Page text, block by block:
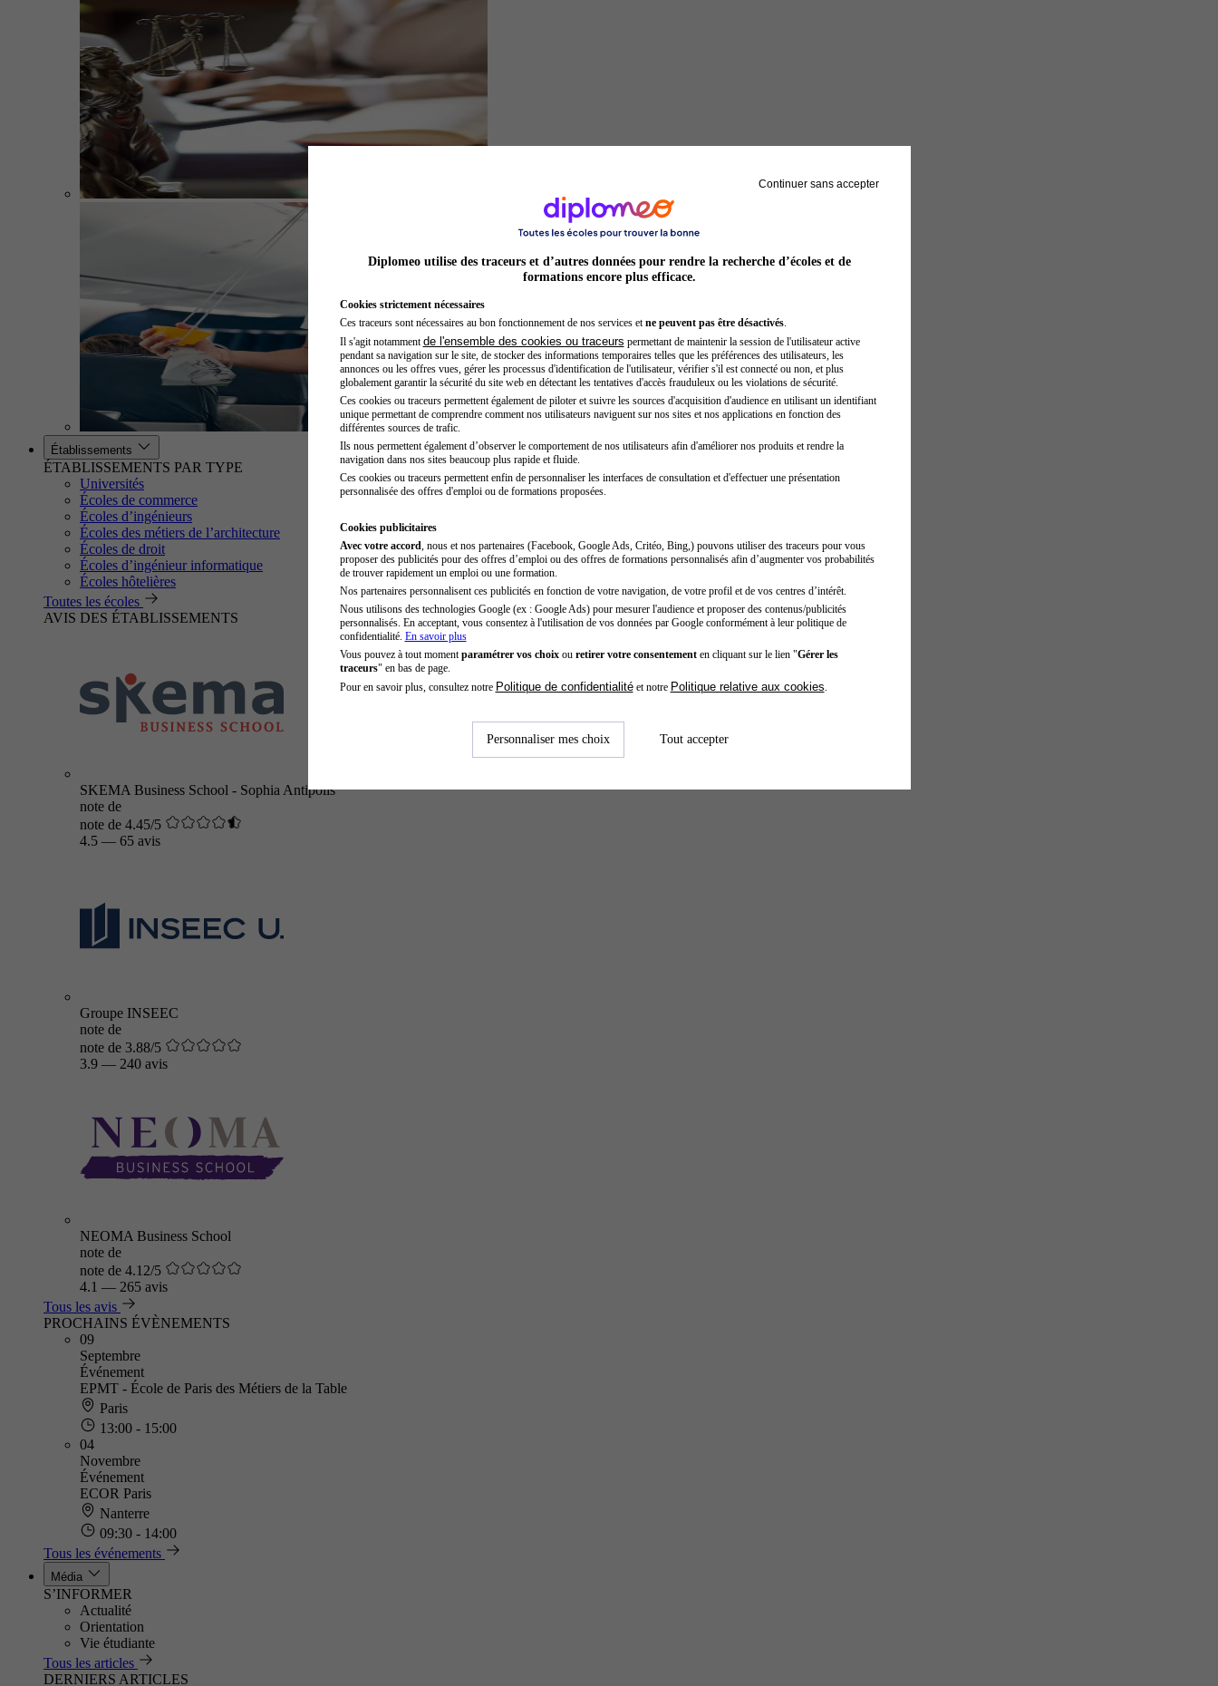
Établissements
ÉTABLISSEMENTS PAR TYPE
Universités
Écoles de commerce
Écoles d’ingénieurs
Écoles des métiers de l’architecture
Écoles de droit
Écoles d’ingénieur informatique
Écoles hôtelières
Toutes les écoles
AVIS DES ÉTABLISSEMENTS
SKEMA Business School - Sophia Antipolis
note de
note de 4.45/5
4.5 — 65 avis
Groupe INSEEC
note de
note de 3.88/5
3.9 — 240 avis
NEOMA Business School
note de
note de 4.12/5
4.1 — 265 avis
Tous les avis
PROCHAINS ÉVÈNEMENTS
09
Septembre
Événement
EPMT - École de Paris des Métiers de la Table
Paris
13:00 - 15:00
04
Novembre
Événement
ECOR Paris
Nanterre
09:30 - 14:00
Tous les événements
Média
S’INFORMER
Actualité
Orientation
Vie étudiante
Tous les articles
DERNIERS ARTICLES
Continuer sans accepter
Diplomeo utilise des traceurs et d’autres données pour rendre la recherche d’écoles et de
formations encore plus efficace.
Cookies strictement nécessaires
Ces traceurs sont nécessaires au bon fonctionnement de nos services et ne peuvent pas être désactivés.
Il s'agit notamment de l'ensemble des cookies ou traceurs permettant de maintenir la session de l'utilisateur active
pendant sa navigation sur le site, de stocker des informations temporaires telles que les préférences des utilisateurs, les
annonces ou les offres vues, gérer les processus d'identification de l'utilisateur, vérifier s'il est connecté ou non, et plus
globalement garantir la sécurité du site web en détectant les tentatives d'accès frauduleux ou les violations de sécurité.
Ces cookies ou traceurs permettent également de piloter et suivre les sources d'acquisition d'audience en utilisant un identifiant
unique permettant de comprendre comment nos utilisateurs naviguent sur nos sites et nos applications en fonction des
différentes sources de trafic.
Ils nous permettent également d’observer le comportement de nos utilisateurs afin d'améliorer nos produits et rendre la
navigation dans nos sites beaucoup plus rapide et fluide.
Ces cookies ou traceurs permettent enfin de personnaliser les interfaces de consultation et d'effectuer une présentation
personnalisée des offres d'emploi ou de formations proposées.
Cookies publicitaires
Avec votre accord , nous et nos partenaires (Facebook, Google Ads, Critéo, Bing,) pouvons utiliser des traceurs pour vous
proposer des publicités pour des offres d’emploi ou des offres de formations personnalisés afin d’augmenter vos probabilités
de trouver rapidement un emploi ou une formation.
Nos partenaires personnalisent ces publicités en fonction de votre navigation, de votre profil et de vos centres d’intérêt.
Nous utilisons des technologies Google (ex : Google Ads) pour mesurer l'audience et proposer des contenus/publicités
personnalisés. En acceptant, vous consentez à l'utilisation de vos données par Google conformément à leur politique de
confidentialité. En savoir plus
Vous pouvez à tout moment paramétrer vos choixou retirer votre consentementen cliquant sur le lien "Gérer les
traceurs" en bas de page.
Pour en savoir plus, consultez notre Politique de confidentialitéet notre Politique relative aux cookies
Personnaliser mes choix Tout accepter